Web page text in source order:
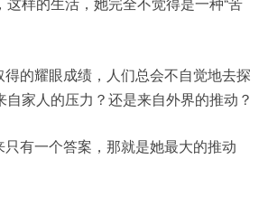
的耀眼成绩，人们总会不自觉地去探
家人的压力？还是来自外界的推动？
有一个答案，那就是她最大的推动